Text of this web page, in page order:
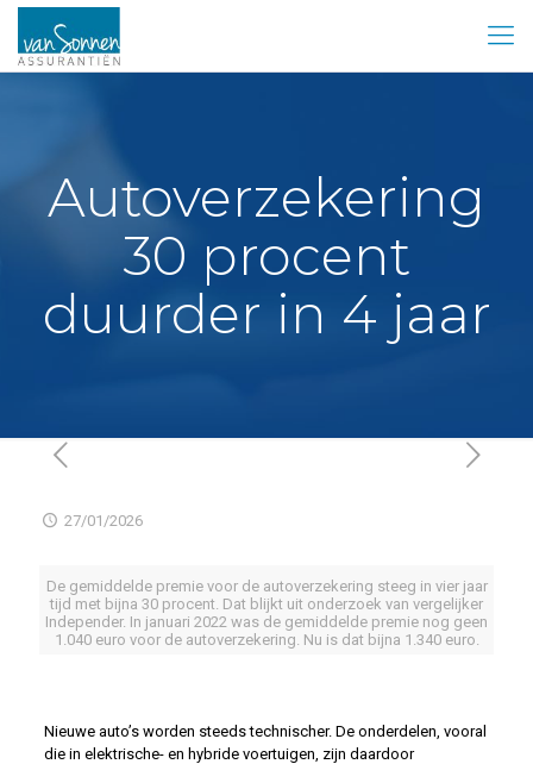
Autoverzekering
30 procent
duurder in 4 jaar
27/01/2026
De gemiddelde premie voor de autoverzekering steeg in vier jaar
tijd met bijna 30 procent. Dat blijkt uit onderzoek van vergelijker
Independer. In januari 2022 was de gemiddelde premie nog geen
1.040 euro voor de autoverzekering. Nu is dat bijna 1.340 euro.
Nieuwe auto’s worden steeds technischer. De onderdelen, vooral
die in elektrische- en hybride voertuigen, zijn daardoor